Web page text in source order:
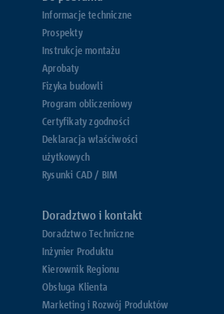
Informacje techniczne
Prospekty
Instrukcje montażu
Aprobaty
Fizyka budowli
Program obliczeniowy
Certyfikaty zgodności
Deklaracja właściwości
użytkowych
Rysunki CAD / BIM
Doradztwo i kontakt
Doradztwo Techniczne
Inżynier Produktu
Kierownik Regionu
Obsługa Klienta
Marketing i Rozwój Produktów